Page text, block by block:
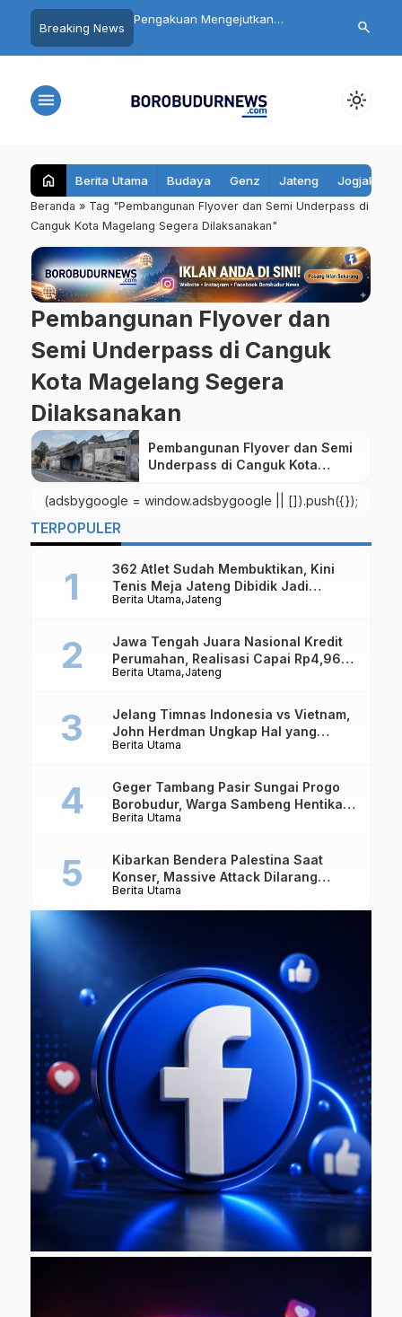
Breaking News
Magelang Masuk
Usai Santap MBG,
Pengakuan Mengejutkan
Mengaku Murka Usai Digerayangi
Daftar 8
Yurizal,
search
menu light_mode
home Berita Utama Budaya Genz Jateng Jogjakarta
Beranda » Tag "Pembangunan Flyover dan Semi Underpass di
Canguk Kota Magelang Segera Dilaksanakan"
Pembangunan Flyover dan
Semi Underpass di Canguk
Kota Magelang Segera
Dilaksanakan
Pembangunan Flyover dan Semi
Underpass di Canguk Kota
(adsbygoogle = window.adsbygoogle || []).push({});
TERPOPULER
Berita Utama Jateng
362 Atlet Sudah Membuktikan, Kini
Tenis Meja Jateng Dibidik Jadi
Kekuatan Nasional
Berita Utama Jateng
Jawa Tengah Juara Nasional Kredit
Perumahan, Realisasi Capai Rp4,96
Triliun
Berita Utama
Jelang Timnas Indonesia vs Vietnam,
John Herdman Ungkap Hal yang
Dipertaruhkan
Berita Utama
Geger Tambang Pasir Sungai Progo
Borobudur, Warga Sambeng Hentikan
Alat Berat dan Usir Truk
Berita Utama
Kibarkan Bendera Palestina Saat
Konser, Massive Attack Dilarang
Masuk Singapura Lagi